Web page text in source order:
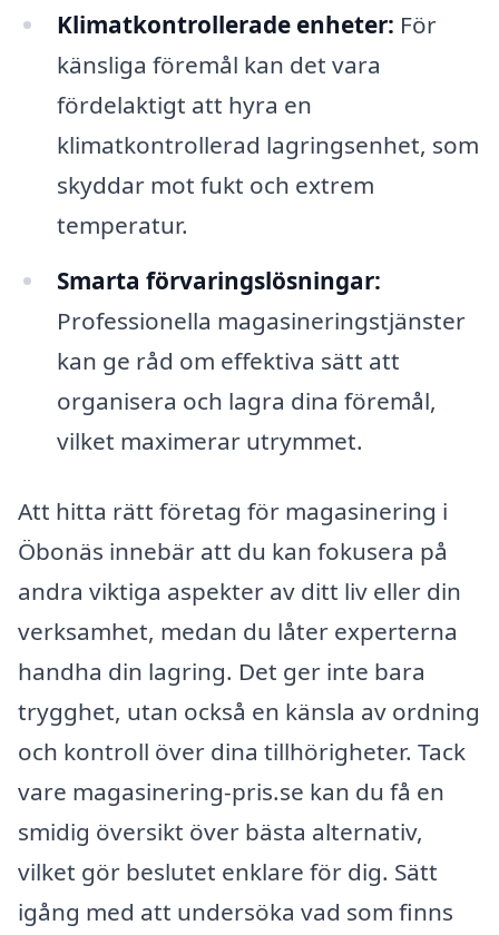
Klimatkontrollerade enheter: För
känsliga föremål kan det vara
fördelaktigt att hyra en
klimatkontrollerad lagringsenhet, som
skyddar mot fukt och extrem
temperatur.
Smarta förvaringslösningar:
Professionella magasineringstjänster
kan ge råd om effektiva sätt att
organisera och lagra dina föremål,
vilket maximerar utrymmet.
Att hitta rätt företag för magasinering i
Öbonäs innebär att du kan fokusera på
andra viktiga aspekter av ditt liv eller din
verksamhet, medan du låter experterna
handha din lagring. Det ger inte bara
trygghet, utan också en känsla av ordning
och kontroll över dina tillhörigheter. Tack
vare magasinering-pris.se kan du få en
smidig översikt över bästa alternativ,
vilket gör beslutet enklare för dig. Sätt
igång med att undersöka vad som finns